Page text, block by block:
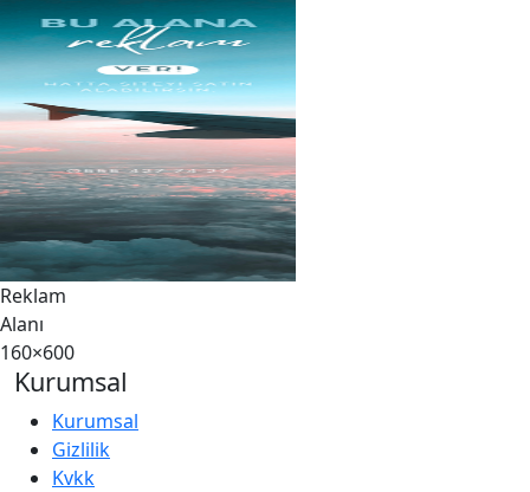
Reklam
Alanı
160×600
Kurumsal
Kurumsal
Gizlilik
Kvkk